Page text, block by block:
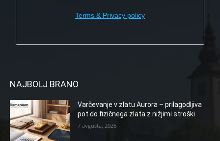
Terms & Privacy policy
NAJBOLJ BRANO
Varčevanje v zlatu Aurora – prilagodljiva
pot do fizičnega zlata z nižjimi stroški
7 avgusta, 2026